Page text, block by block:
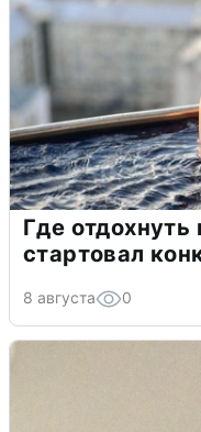
Где отдохнуть
стартовал
8 августа 0